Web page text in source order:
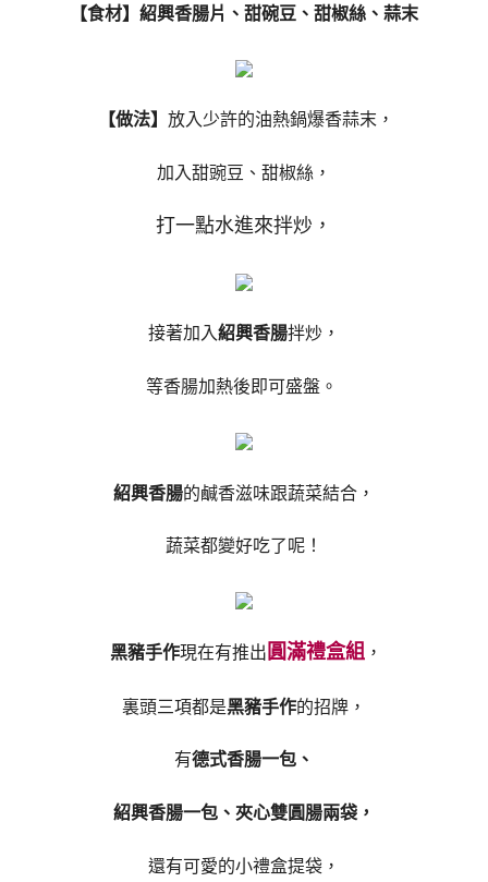
【食材】紹興香腸片、甜碗豆、甜椒絲、蒜末
【做法】 放入少許的油熱鍋爆香蒜末，
加入甜豌豆、甜椒絲，
打一點水進來拌炒，
接著加入紹興香腸拌炒，
等香腸加熱後即可盛盤。
紹興香腸的鹹香滋味跟蔬菜結合，
蔬菜都變好吃了呢！
黑豬手作現在有推出 圓滿禮盒組 ，
裏頭三項都是黑豬手作的招牌，
有德式香腸一包、
紹興香腸一包、夾心雙圓腸兩袋，
還有可愛的小禮盒提袋，